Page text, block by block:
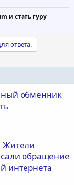
и стать гуру
ответа.
обменник
Жители
обращение
интернета